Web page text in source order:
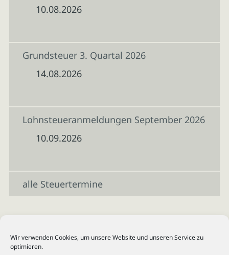
Wir verwenden Cookies, um unsere Website und unseren Service zu
optimieren.
10.08.2026
Grundsteuer 3. Quartal 2026
14.08.2026
Lohnsteueranmeldungen September 2026
10.09.2026
alle Steuertermine